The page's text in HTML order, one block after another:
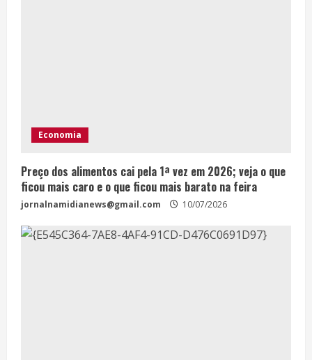
Economia
Preço dos alimentos cai pela 1ª vez em 2026; veja o que
ficou mais caro e o que ficou mais barato na feira
jornalnamidianews@gmail.com 10/07/2026